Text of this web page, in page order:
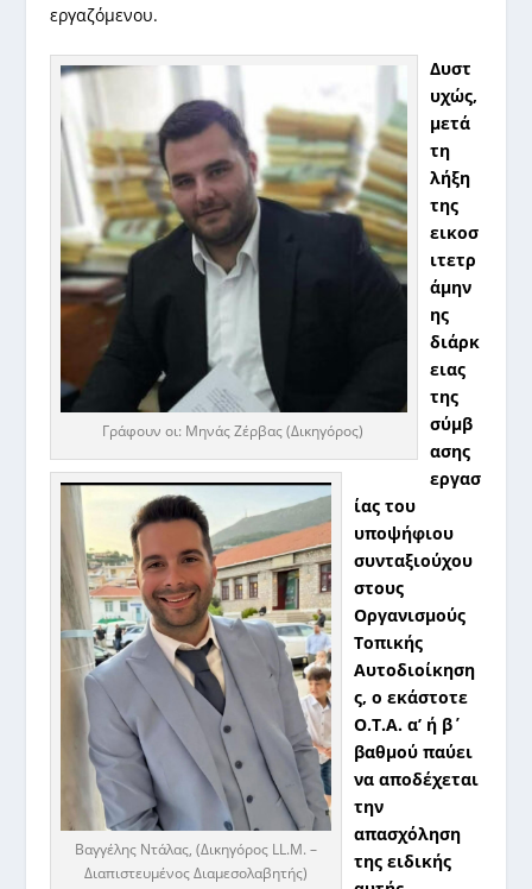
εργαζόμενου.
Γράφουν οι: Μηνάς Ζέρβας (Δικηγόρος)
Βαγγέλης Ντάλας, (Δικηγόρος LL.M. –
Διαπιστευμένος Διαμεσολαβητής)
Δυστ
υχώς,
μετά
τη
λήξη
της
εικοσ
ιτετρ
άμην
ης
διάρκ
ειας
της
σύμβ
ασης
εργασ
ίας του
υποψήφιου
συνταξιούχου
στους
Οργανισμούς
Τοπικής
Αυτοδιοίκηση
ς, ο εκάστοτε
Ο.Τ.Α. α’ ή β΄
βαθμού παύει
να αποδέχεται
την
απασχόληση
της ειδικής